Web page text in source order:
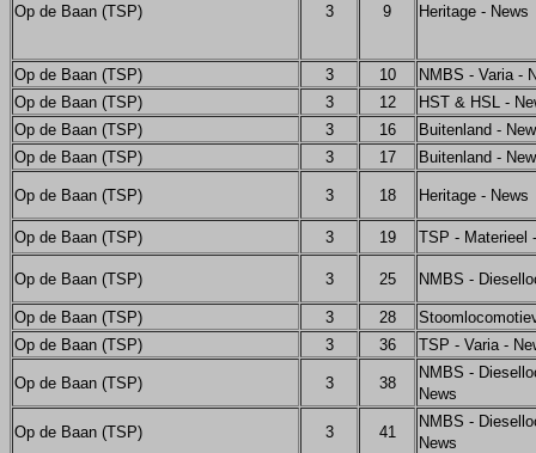
Op de Baan (TSP) 3 9 Heritage - News
Op de Baan (TSP) 3 10
NMBS - Varia -
Op de Baan (TSP)
3 12
HST & HSL -
Op de Baan (TSP)
3 16
Buitenland -
Op de Baan (TSP)
3 17 Buitenland -
Op de Baan (TSP) 3 18 Heritage - News
Op de Baan (TSP) 3 19 TSP - Materieel
Op de Baan (TSP) 3 25 NMBS -
Op de Baan (TSP) 3 28
Op de Baan (TSP)
3 36 TSP - Varia -
Op de Baan (TSP) 3 38
NMBS -
News
Op de Baan (TSP) 3 41
NMBS -
News